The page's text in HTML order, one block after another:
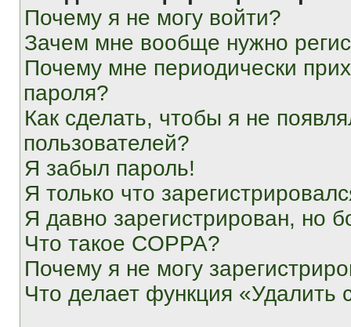
Почему я не могу войти?
Зачем мне вообще нужно
Почему мне периодически
пароля?
Как сделать, чтобы я не
пользователей?
Я забыл пароль!
Я только что
Я давно зарегистрирован, но
Что такое COPPA?
Почему я не могу
Что делает функция «Удалить